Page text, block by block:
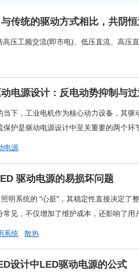
与传统的驱动方式相比，共阴
高压工频交流(即市电)、低压直流、高压
电源设计：反电动势抑制与
当下，工业电机作为核心动力设备，其
保护是驱动电源设计中至关重要的两个
电源
驱动电源的易损坏问题
明系统的 “心脏”，其稳定性直接决定
常见，不仅增加了维护成本，还影响了
系统 散热
设计中LED驱动电源的公式